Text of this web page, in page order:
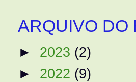
ARQUIVO DO
► 2023 (2)
► 2022 (9)